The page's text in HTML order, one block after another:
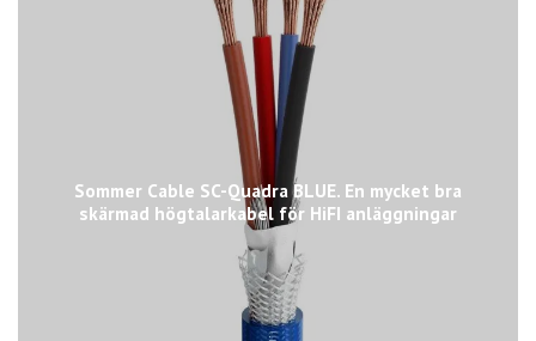
Sommer Cable SC-Quadra BLUE. En mycket bra
skärmad högtalarkabel för HiFI anläggningar